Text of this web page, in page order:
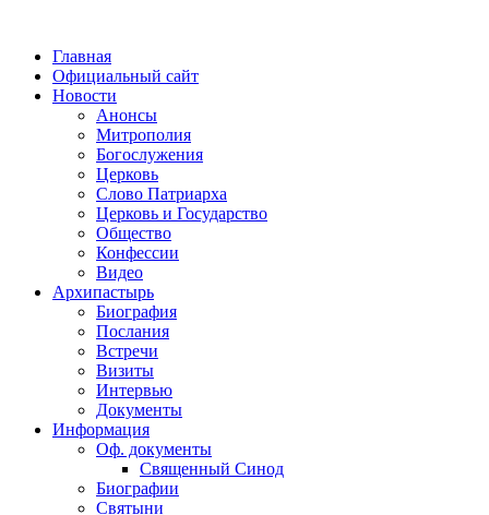
Главная
Официальный сайт
Новости
Анонсы
Митрополия
Богослужения
Церковь
Слово Патриарха
Церковь и Государство
Общество
Конфессии
Видео
Архипастырь
Биография
Послания
Встречи
Визиты
Интервью
Документы
Информация
Оф. документы
Священный Синод
Биографии
Святыни